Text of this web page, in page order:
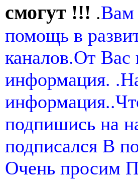
смогут !!! .Вам
помощь в
каналов.От Вас
информация.
подпишись на
подписался В
Очень